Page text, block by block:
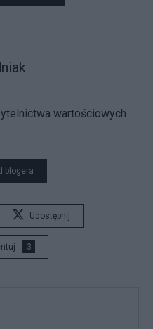
wartościowych
blogera
Udostępnij
3